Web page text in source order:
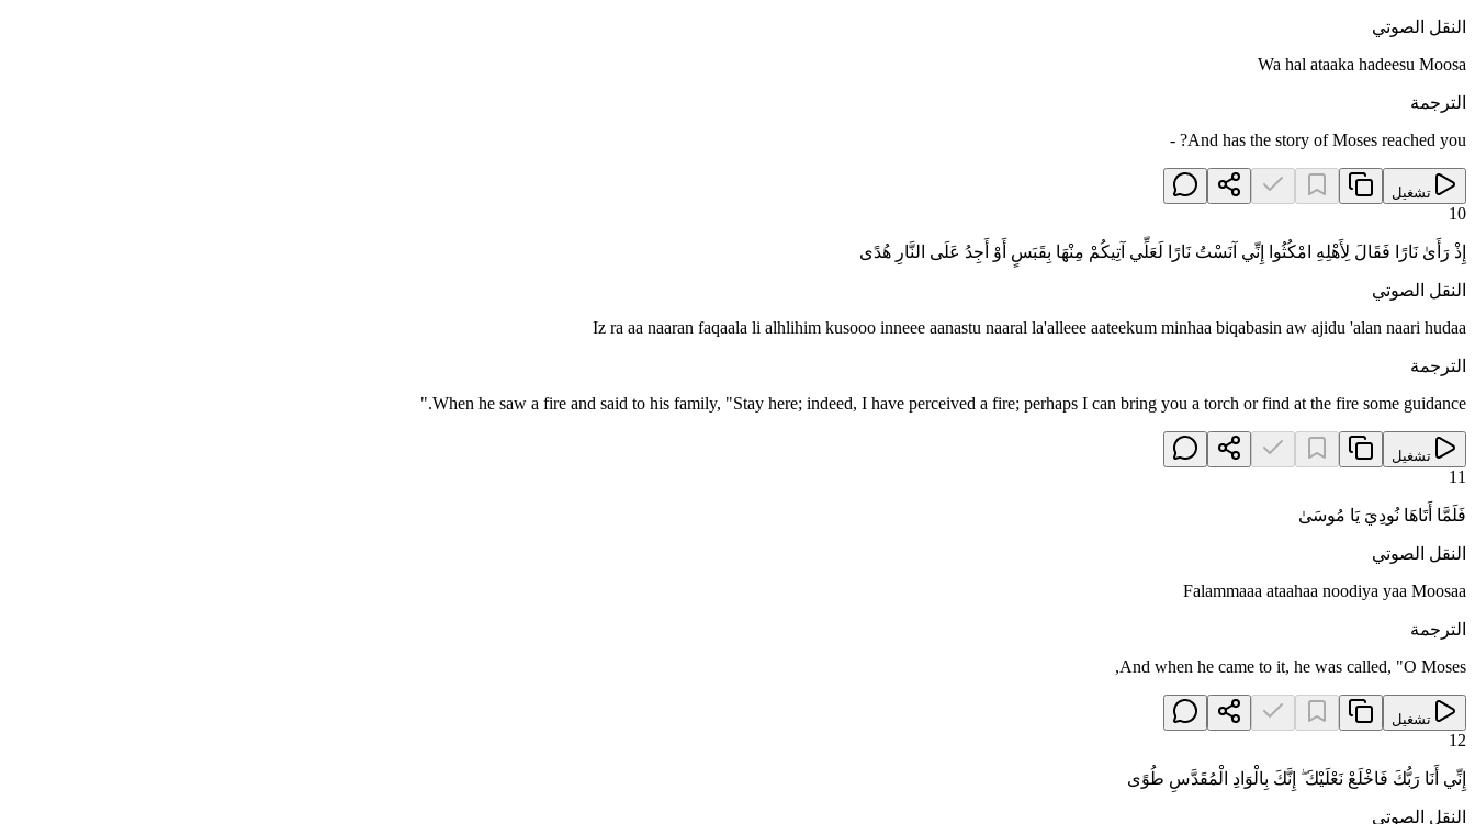
النقل الصوتي
Wa hal ataaka hadeesu Moosa
الترجمة
And has the story of Moses reached you? -
تشغيل
10
إِذْ رَأَىٰ نَارًا فَقَالَ لِأَهْلِهِ امْكُثُوا إِنِّي آنَسْتُ نَارًا لَعَلِّي آتِيكُمْ مِنْهَا بِقَبَسٍ أَوْ أَجِدُ عَلَى النَّارِ هُدًى
النقل الصوتي
Iz ra aa naaran faqaala li alhlihim kusooo inneee aanastu naaral la'alleee aateekum minhaa biqabasin aw ajidu 'alan naari hudaa
الترجمة
When he saw a fire and said to his family, "Stay here; indeed, I have perceived a fire; perhaps I can bring you a torch or find at the fire some guidance."
تشغيل
11
فَلَمَّا أَتَاهَا نُودِيَ يَا مُوسَىٰ
النقل الصوتي
Falammaaa ataahaa noodiya yaa Moosaa
الترجمة
And when he came to it, he was called, "O Moses,
تشغيل
12
إِنِّي أَنَا رَبُّكَ فَاخْلَعْ نَعْلَيْكَ ۖ إِنَّكَ بِالْوَادِ الْمُقَدَّسِ طُوًى
النقل الصوتي